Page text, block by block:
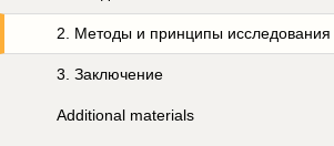
2 Методы и принципы исследования
3 Заключение
Additional materials